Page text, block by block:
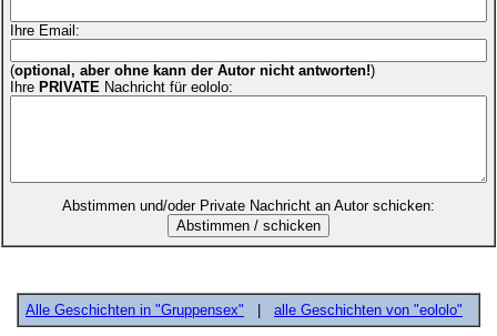
Ihre Email:
(optional, aber ohne kann der Autor nicht antworten!)
Ihre PRIVATE Nachricht für eololo:
Abstimmen und/oder Private Nachricht an Autor schicken:
Alle Geschichten in "Gruppensex" alle Geschichten von "eololo"